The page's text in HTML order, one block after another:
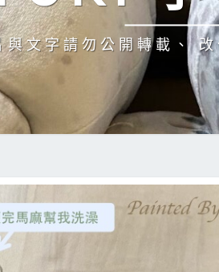
與文字請勿公開轉載、